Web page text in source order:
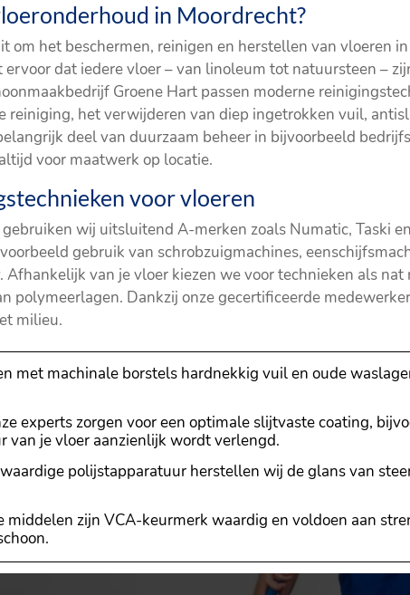
in Moordrecht?
om het beschermen, reinigen en herstellen van vloeren
dat iedere vloer – van linoleum tot natuursteen –
Groene Hart passen moderne
reiniging, het verwijderen van diep ingetrokken vuil,
deel van duurzaam beheer in bijvoorbeeld
voor maatwerk op locatie.
voor vloeren
wij uitsluitend A-merken zoals Numatic, Taski
gebruik van schrobzuigmachines,
Afhankelijk van je vloer kiezen we voor technieken als
polymeerlagen. Dankzij onze gecertificeerde
milieu.
met machinale borstels hardnekkig vuil en oude
experts zorgen voor een optimale slijtvaste coating,
van je vloer aanzienlijk wordt verlengd.
polijstapparatuur herstellen wij de glans van
middelen zijn VCA-keurmerk waardig en voldoen aan